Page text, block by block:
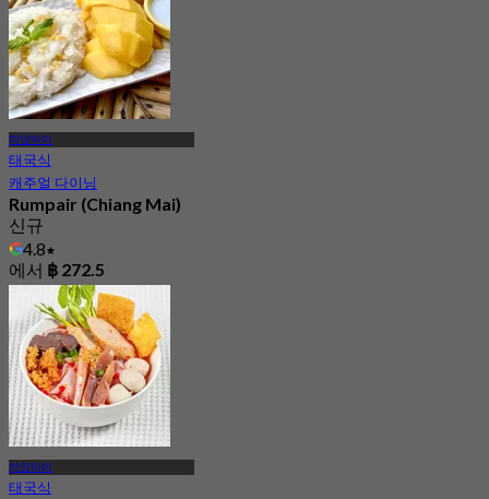
4.4
130 예약됨
에서฿ 262.5
치앙마이
태국식
캐주얼 다이닝
Rumpair (Chiang Mai)
신규
4.8
에서 ฿ 272.5
치앙마이
태국식